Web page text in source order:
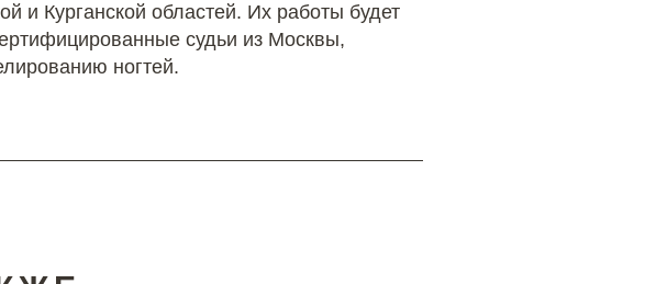
и Курганской областей. Их работы будет
судьи из Москвы,
ногтей.